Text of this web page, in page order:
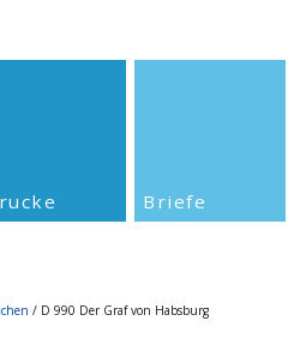
Briefe
/ D 990 Der Graf von Habsburg